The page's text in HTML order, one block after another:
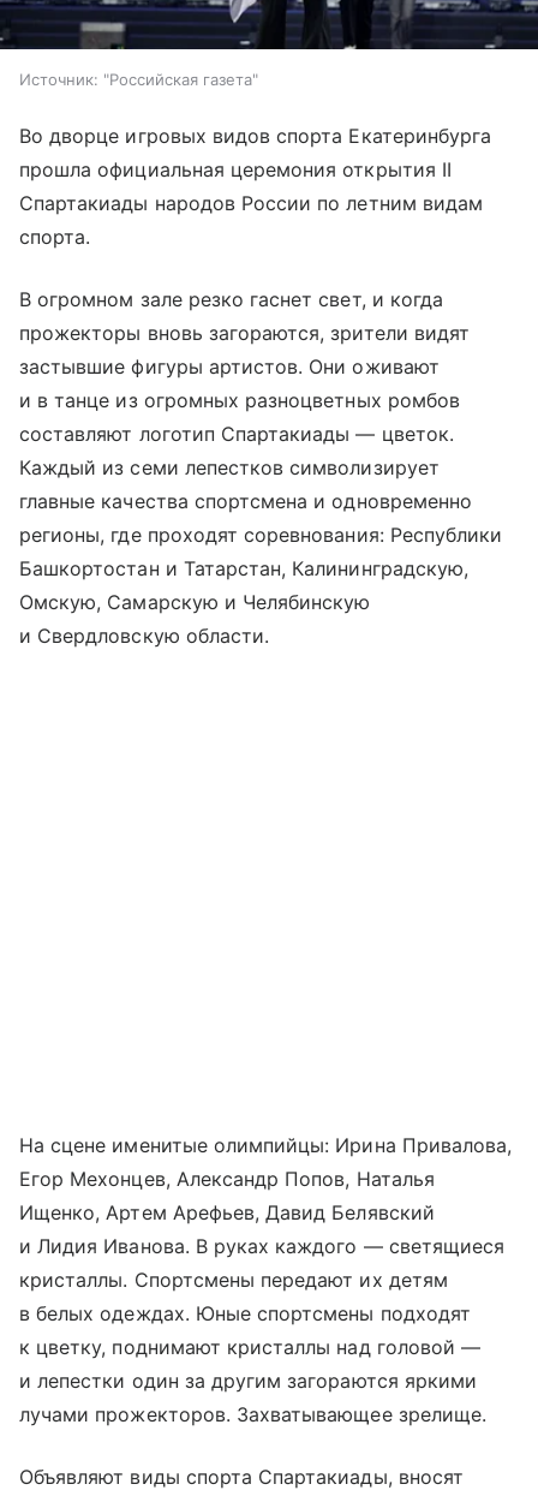
Источник: "Российская газета"
Во дворце игровых видов спорта Екатеринбурга
прошла официальная церемония открытия II
Спартакиады народов России по летним видам
спорта.
В огромном зале резко гаснет свет, и когда
прожекторы вновь загораются, зрители видят
застывшие фигуры артистов. Они оживают
и в танце из огромных разноцветных ромбов
составляют логотип Спартакиады — цветок.
Каждый из семи лепестков символизирует
главные качества спортсмена и одновременно
регионы, где проходят соревнования: Республики
Башкортостан и Татарстан, Калининградскую,
Омскую, Самарскую и Челябинскую
и Свердловскую области.
На сцене именитые олимпийцы: Ирина Привалова,
Егор Мехонцев, Александр Попов, Наталья
Ищенко, Артем Арефьев, Давид Белявский
и Лидия Иванова. В руках каждого — светящиеся
кристаллы. Спортсмены передают их детям
в белых одеждах. Юные спортсмены подходят
к цветку, поднимают кристаллы над головой —
и лепестки один за другим загораются яркими
лучами прожекторов. Захватывающее зрелище.
Объявляют виды спорта Спартакиады, вносят